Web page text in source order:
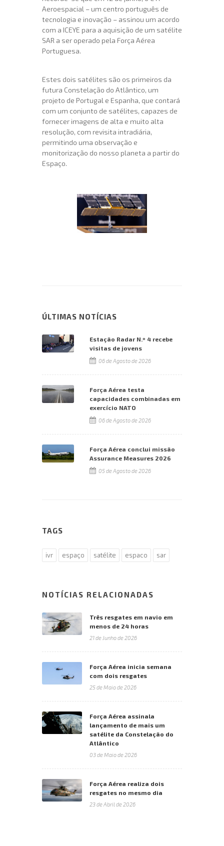
Aeroespacial – um centro português de
tecnologia e inovação – assinou um acordo
com a ICEYE para a aquisição de um satélite
SAR a ser operado pela Força Aérea
Portuguesa.
Estes dois satélites são os primeiros da
futura Constelação do Atlântico, um
projeto de Portugal e Espanha, que contará
com um conjunto de satélites, capazes de
fornecer imagens de alta e muito alta
resolução, com revisita intradiária,
permitindo uma observação e
monitorização do nosso planeta a partir do
Espaço.
ÚLTIMAS NOTÍCIAS
Estação Radar N.º 4 recebe
visitas de jovens
06 de Agosto de 2026
Força Aérea testa
capacidades combinadas em
exercício NATO
06 de Agosto de 2026
Força Aérea conclui missão
Assurance Measures 2026
05 de Agosto de 2026
TAGS
ivr espaço satélite espaco sar
NOTÍCIAS RELACIONADAS
Três resgates em navio em
menos de 24 horas
21 de Junho de 2026
Força Aérea inicia semana
com dois resgates
25 de Maio de 2026
Força Aérea assinala
lançamento de mais um
satélite da Constelação do
Atlântico
03 de Maio de 2026
Força Aérea realiza dois
resgates no mesmo dia
23 de Abril de 2026